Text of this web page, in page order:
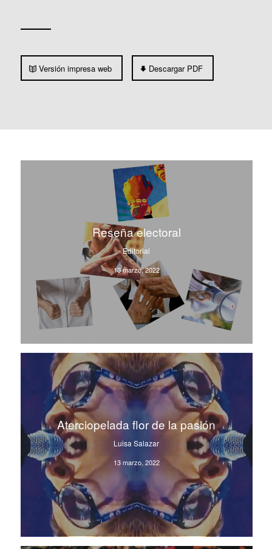
Versión impresa web Descargar PDF
Reseña electoral
Editorial
13 marzo, 2022
Aterciopelada flor de la pasión
Luisa Salazar
13 marzo, 2022